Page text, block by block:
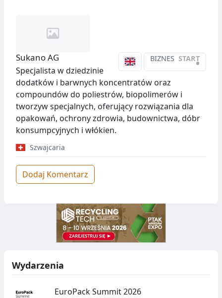
BIZNES START
•
Sukano AG
Specjalista w dziedzinie
dodatków i barwnych koncentratów oraz
compoundów do poliestrów, biopolimerów i
tworzyw specjalnych, oferujący rozwiązania dla
opakowań, ochrony zdrowia, budownictwa, dóbr
konsumpcyjnych i włókien.
Szwajcaria
Dodaj Komentarz
Wydarzenia
EuroPack Summit 2026